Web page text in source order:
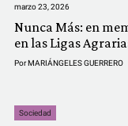
marzo 23, 2026
Nunca Más: en
en las Ligas
PorMARIÁNGELES GUERRERO
Sociedad